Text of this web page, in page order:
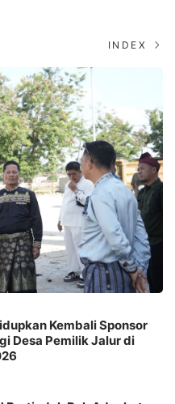
INDEX
Kembali Sponsor
Desa Pemilik Jalur di